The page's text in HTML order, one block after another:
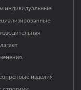
индивидуальные
изделия